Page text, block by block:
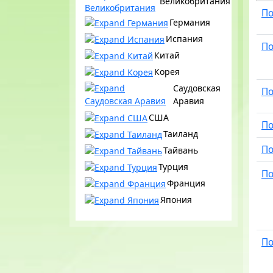
Германия
Испания
Китай
Корея
Саудовская
Аравия
США
Таиланд
Тайвань
Турция
Франция
Япония